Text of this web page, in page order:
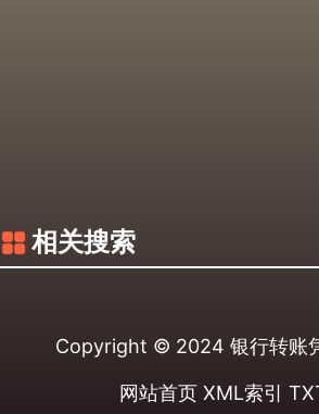
相关搜索
Copyright © 2024 银行转账
网站首页 XML索引